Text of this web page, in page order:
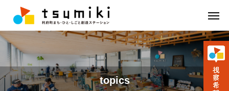
topics